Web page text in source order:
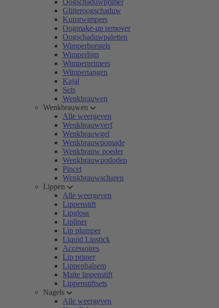
Oogschaduwprimer
Glitteroogschaduw
Kunstwimpers
Oogmake-up remover
Oogschaduwpaletten
Wimperborstels
Wimperlijm
Wimperprimers
Wimpertangen
Kajal
Sets
Wenkbrauwen
Wenkbrauwen
Alle weergeven
Wenkbrauwverf
Wenkbrauwgel
Wenkbrauwpomade
Wenkbrauw poeder
Wenkbrauwpotloden
Pincet
Wenkbrauwscharen
Lippen
Alle weergeven
Lippenstift
Lipgloss
Lipliner
Lip plumper
Liquid Lipstick
Accessoires
Lip primer
Lippenbalsem
Matte lippenstift
Lippenstiftsets
Nagels
Alle weergeven